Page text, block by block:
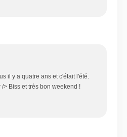
il y a quatre ans et c'était l'été.
Biss et très bon weekend !